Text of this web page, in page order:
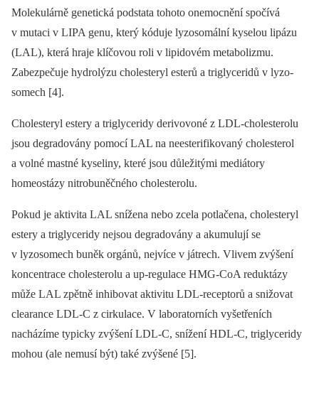
Molekulárně genetická podstata tohoto onemocnění spočívá
v mutaci v LIPA genu, který kóduje lyzosomální kyselou lipázu
(LAL), která hraje klíčovou roli v lipidovém metaboliz­mu.
Zabezpečuje hydrolýzu cholesteryl esterů a triglyceridů v lyzo­
somech [4].
Cholesteryl estery a triglyceridy derivovoné z LDL-cholesterolu
jsou degradovány pomocí LAL na neesterifikovaný cholesterol
a volné mastné kyseliny, které jsou důležitými mediátory
homeostázy nitrobuněčného cholesterolu.
Pokud je aktivita LAL snížena nebo zcela potlačena, cholesteryl
estery a triglyceridy nejsou degradovány a akumulují se
v lyzosomech buněk orgánů, nejvíce v játrech. Vlivem zvýšení
koncentrace cholesterolu a up-regulace HMG-CoA reduktázy
může LAL zpětně inhibovat aktivitu LDL-receptorů a snižovat
clearance LDL-C z cirkulace. V laboratorních vyšetřeních
nacházíme typicky zvýšení LDL-C, snížení HDL-C, triglyceridy
mohou (ale nemusí být) také zvýšené [5].